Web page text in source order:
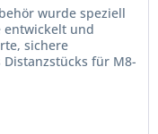
wurde speziell
entwickelt und
sichere
für M8-